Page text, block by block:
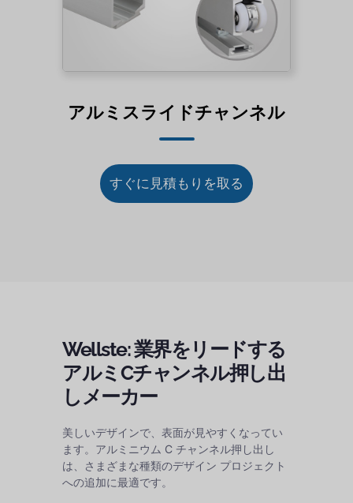
アルミスライドチャンネル
すぐに見積もりを取る
Wellste: 業界をリードする
アルミCチャンネル押し出
しメーカー
美しいデザインで、表面が見やすくなってい
ます。アルミニウム C チャンネル押し出し
は、さまざまな種類のデザイン プロジェクト
への追加に最適です。